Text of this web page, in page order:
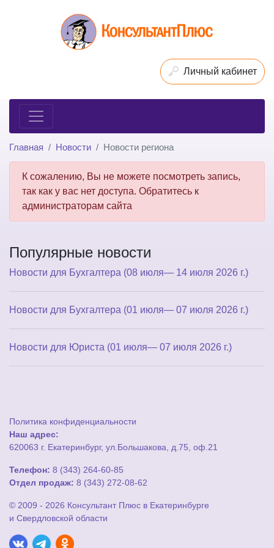
Личный кабинет
Главная Новости Новости региона
К сожалению, Вы не можете посмотреть запись,
так как у вас нет доступа. Обратитесь к
администраторам сайта
Популярные новости
Новости для Бухгалтера (08 июля— 14 июля 2026 г.)
Новости для Бухгалтера (01 июля— 07 июля 2026 г.)
Новости для Юриста (01 июля— 07 июля 2026 г.)
Политика конфиденциальности
Наш адрес:
620063 г. Екатеринбург, ул.Большакова, д.75, оф.21
Телефон: 8 (343) 264-60-85
Отдел продаж: 8 (343) 272-08-62
© 2009 - 2026 Консультант Плюс в Екатеринбурге
и Свердловской области